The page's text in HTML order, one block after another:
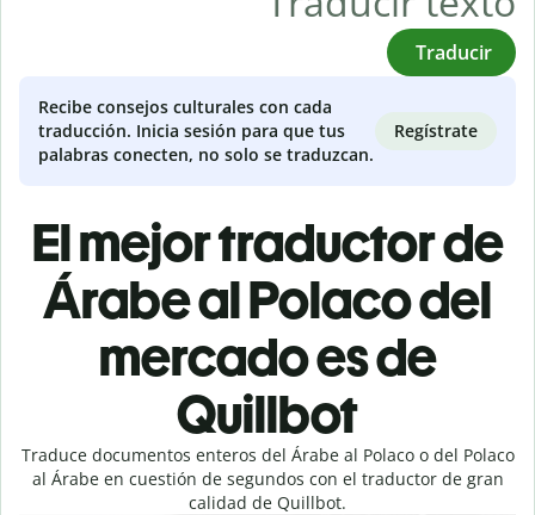
Traducir
Recibe consejos culturales con cada
traducción. Inicia sesión para que tus
palabras conecten, no solo se traduzcan.
Regístrate
El mejor traductor de
Árabe al Polaco del
mercado es de
Quillbot
Traduce documentos enteros del Árabe al Polaco o del Polaco
al Árabe en cuestión de segundos con el traductor de gran
calidad de Quillbot.